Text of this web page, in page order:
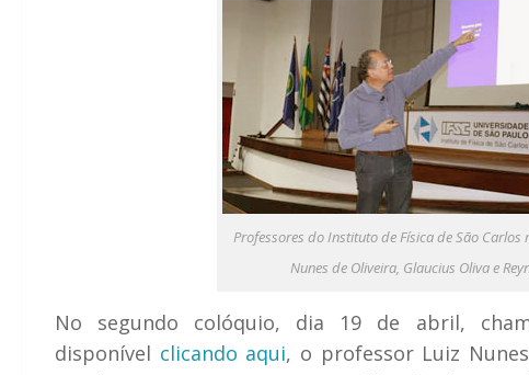
Professores do Instituto de Física de São
Nunes de Oliveira, Glaucius Oliva e
No segundo colóquio, dia 19 de abril,
disponível clicando aqui, o professor Luiz